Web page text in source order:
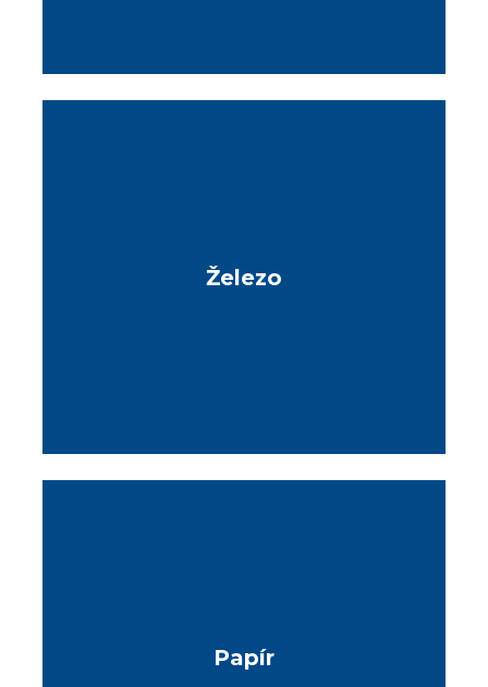
Železo
Papír